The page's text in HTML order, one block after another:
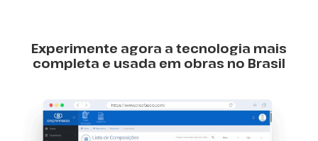
Experimente agora a tecnologia mais
completa e usada em obras no Brasil